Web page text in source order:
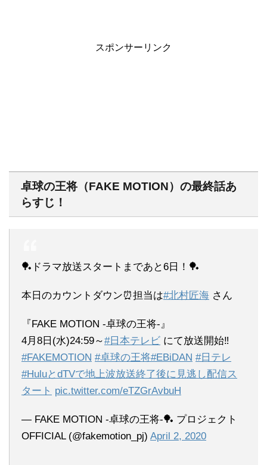
スポンサーリンク
卓球の王将（FAKE MOTION）の最終話あ
らすじ！
🏓ドラマ放送スタートまであと6日！🏓
本日のカウントダウン⏰担当は#北村匠海 さん
『FAKE MOTION -卓球の王将-』
4月8日(水)24:59～#日本テレビ にて放送開始‼
#FAKEMOTION #卓球の王将#EBiDAN #日テレ
#HuluとdTVで地上波放送終了後に見逃し配信ス
タート pic.twitter.com/eTZGrAvbuH
— FAKE MOTION -卓球の王将-🏓 プロジェクト
OFFICIAL (@fakemotion_pj) April 2, 2020